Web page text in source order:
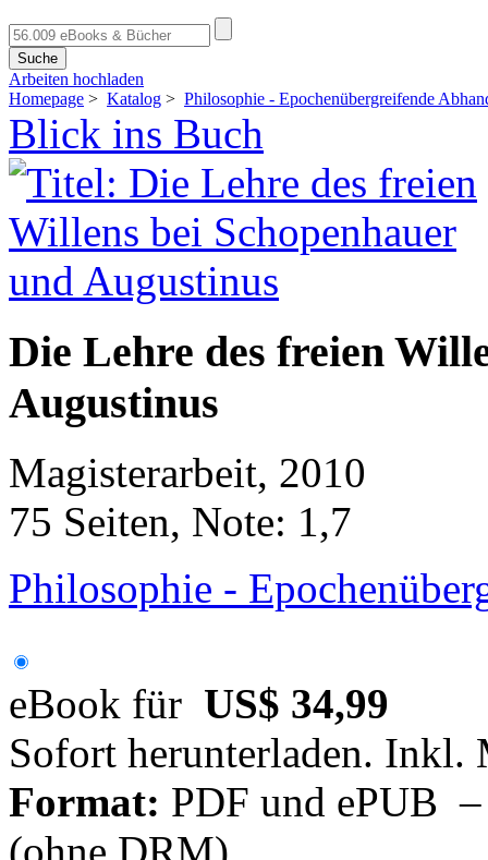
Suche
Arbeiten hochladen
Homepage > Katalog > Philosophie - Epochenübergreifende
Blick ins Buch
Die Lehre des freien
Augustinus
Magisterarbeit, 2010
75 Seiten, Note: 1,7
Philosophie -
eBook für US$ 34,99
Sofort herunterladen. Inkl.
Format: PDF und ePUB